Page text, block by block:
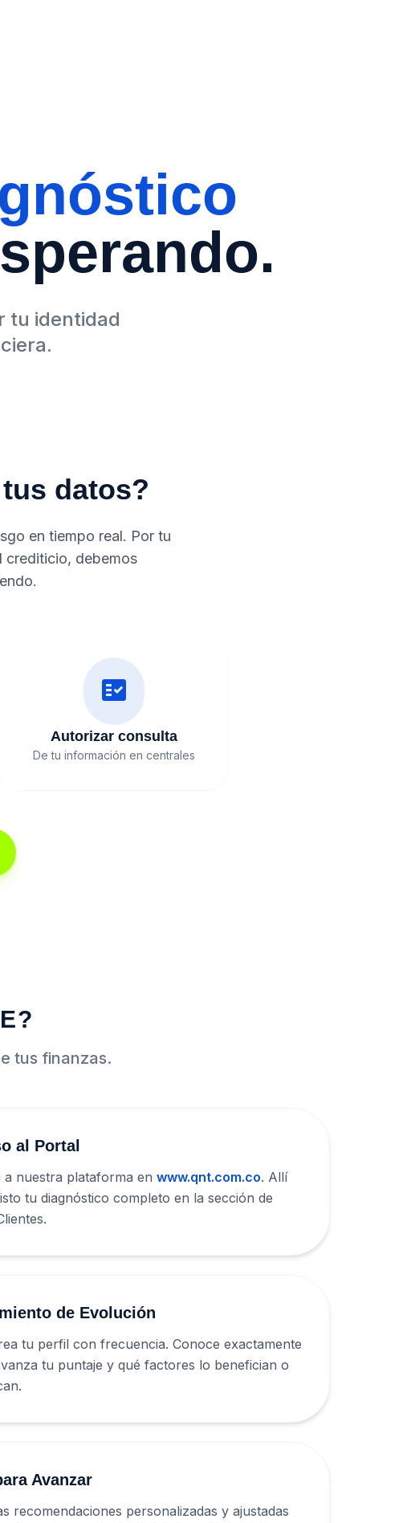
tu identidad
datos?
en tiempo real. Por tu
crediticio, debemos
fact_check
Autorizar consulta
De tu información en centrales
tus finanzas.
al Portal
a nuestra plataforma en www.qnt.com.co. Allí
tu diagnóstico completo en la sección de
de Evolución
tu perfil con frecuencia. Conoce exactamente
tu puntaje y qué factores lo benefician o
Avanzar
recomendaciones personalizadas y ajustadas